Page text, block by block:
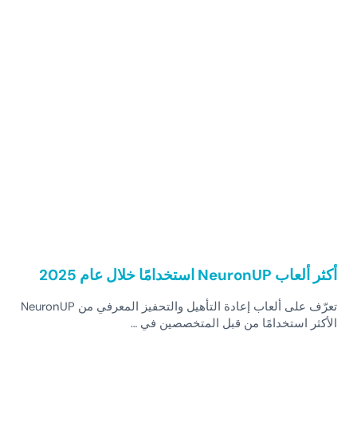
أكثر ألعاب NeuronUP استخدامًا خلال عام 2025
تعرّف على ألعاب إعادة التأهيل والتحفيز المعرفي من NeuronUP
الأكثر استخدامًا من قبل المتخصصين في …